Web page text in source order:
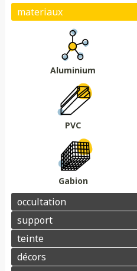
Aluminium
PVC
Gabion
Plein
Essences de bois
DMC 301
DMC 304
Barrière acoustique